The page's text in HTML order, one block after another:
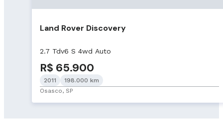
Land Rover Discovery
2.7 Tdv6 S 4wd Auto
R$ 65.900
2011
198.000 km
Osasco, SP